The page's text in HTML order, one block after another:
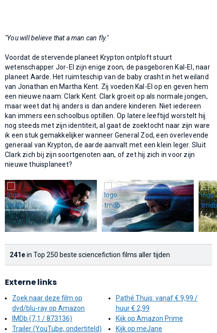
"You will believe that a man can fly."
Voordat de stervende planeet Krypton ontploft stuurt
wetenschapper Jor-El zijn enige zoon, de pasgeboren Kal-El, naar
planeet Aarde. Het ruimteschip van de baby crasht in het weiland
van Jonathan en Martha Kent. Zij voeden Kal-El op en geven hem
een nieuwe naam: Clark Kent. Clark groeit op als normale jongen,
maar weet dat hij anders is dan andere kinderen. Niet iedereen
kan immers een schoolbus optillen. Op latere leeftijd worstelt hij
nog steeds met zijn identiteit, al gaat de zoektocht naar zijn ware
ik een stuk gemakkelijker wanneer General Zod, een overlevende
generaal van Krypton, de aarde aanvalt met een klein leger. Sluit
Clark zich bij zijn soortgenoten aan, of zet hij zich in voor zijn
nieuwe thuisplaneet?
241ein Top 250 beste sciencefiction films aller tijden
Externe links
Zoek naar deze film op
dvd/blu-ray op Amazon
IMDb (7,1 / 873136)
Trailer (YouTube, ondertiteld)
Pathé Thuis: vanaf € 9,99 /
huur € 2,99
Kijk op Amazon Prime
Kijk op meJane